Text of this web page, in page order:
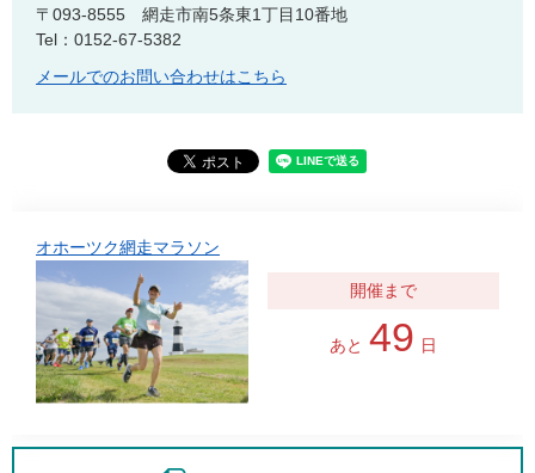
〒093-8555
網走市南5条東1丁目10番地
Tel：0152-67-5382
メールでのお問い合わせはこちら
オホーツク網走マラソン
あと 49 日